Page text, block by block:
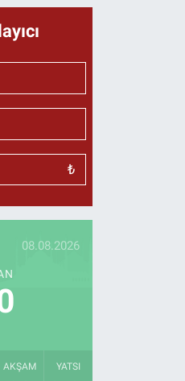
₺
08.08.2026
AKŞAM YATSI